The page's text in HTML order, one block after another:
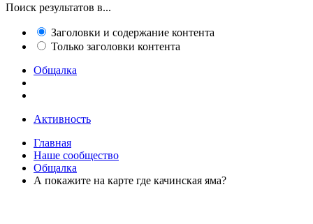
Поиск результатов в...
Заголовки и содержание контента
Только заголовки контента
Общалка
Активность
Главная
Наше сообщество
Общалка
А покажите на карте где качинская яма?